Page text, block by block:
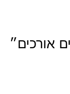
אורכים״